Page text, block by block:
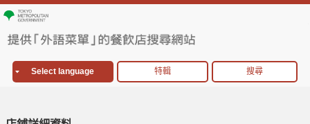
Select language 特輯 搜尋